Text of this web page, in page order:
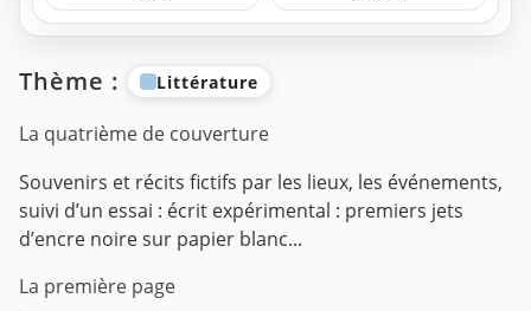
Thème : Littérature
La quatrième de couverture
Souvenirs et récits fictifs par les lieux, les événements,
suivi d’un essai : écrit expérimental : premiers jets
d’encre noire sur papier blanc...
La première page